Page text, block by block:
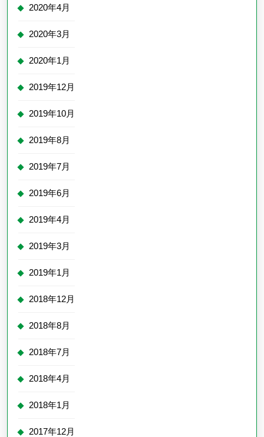
2020年4月
2020年3月
2020年1月
2019年12月
2019年10月
2019年8月
2019年7月
2019年6月
2019年4月
2019年3月
2019年1月
2018年12月
2018年8月
2018年7月
2018年4月
2018年1月
2017年12月